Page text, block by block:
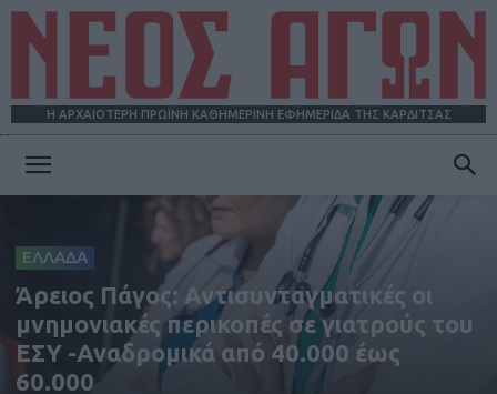
Η ΑΡΧΑΙΟΤΕΡΗ ΠΡΩΪΝΗ ΚΑΘΗΜΕΡΙΝΗ ΕΦΗΜΕΡΙΔΑ ΤΗΣ ΚΑΡΔΙΤΣΑΣ
ΑΓΩΝ
ΕΛΛΑΔΑ
Άρειος Πάγος: Αντισυνταγματικές οι
μνημονιακές περικοπές σε γιατρούς του
ΕΣΥ -Αναδρομικά από 40.000 έως
60.000